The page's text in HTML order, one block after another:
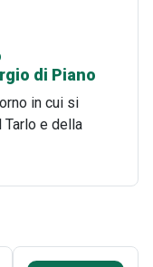
di Piano
in cui si
e della